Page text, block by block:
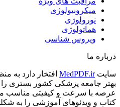
میکروبیولوژی
نورولوژی
هماتولوژی
ویروس شناسی
درباره ما
سایتMedPDF.ir افتخار دارد به
بهتر جامعه پزشکی کشور بستری را
عرصه با سرعت و کیفیتی مناسب
کتاب و ویدئوهای آموزشی را به